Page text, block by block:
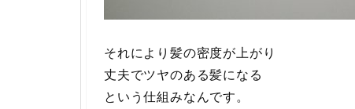
それにより髪の密度が上がり
丈夫でツヤのある髪になる
という仕組みなんです。